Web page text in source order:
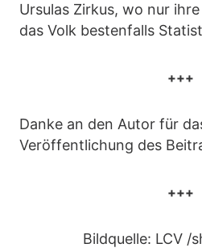
Ursulas Zirkus, wo nur
das Volk bestenfalls
+++
Danke an den Autor für
Veröffentlichung des
+++
Bildquelle: LCV /